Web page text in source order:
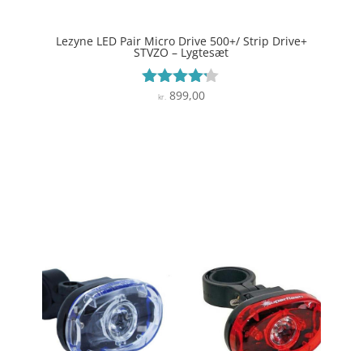
Lezyne LED Pair Micro Drive 500+/ Strip Drive+
STVZO – Lygtesæt
Vurderet
kr.899,00